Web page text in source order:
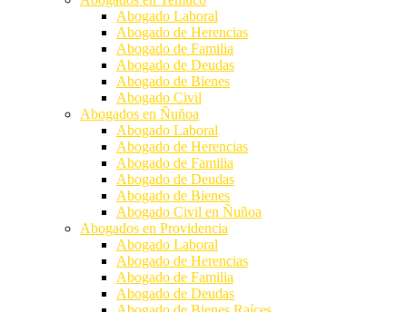
Abogado Laboral
Abogado de Herencias
Abogado de Familia
Abogado de Deudas
Abogado de Bienes
Abogado Civil
Abogados en Ñuñoa
Abogado Laboral
Abogado de Herencias
Abogado de Familia
Abogado de Deudas
Abogado de Bienes
Abogado Civil en Ñuñoa
Abogados en Providencia
Abogado Laboral
Abogado de Herencias
Abogado de Familia
Abogado de Deudas